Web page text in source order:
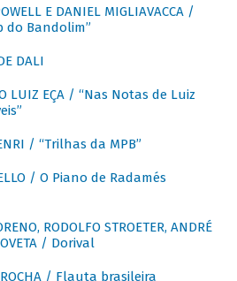
E DANIEL MIGLIAVACCA /
do Bandolim”
DALI
LUIZ EÇA / “Nas Notas de Luiz
/ “Trilhas da MPB”
/ O Piano de Radamés
RODOLFO STROETER, ANDRÉ
/ Dorival
ROCHA / Flauta brasileira